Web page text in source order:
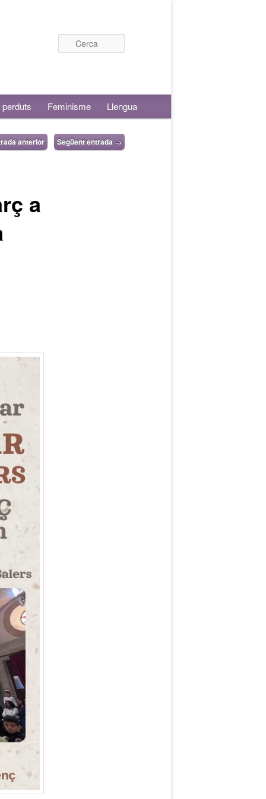
Feminisme Llengua
anterior Següent entrada →
a